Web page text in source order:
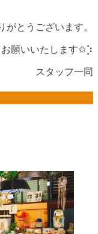
がとうございます。
願いいたします✩︎⡱
スタッフ一同